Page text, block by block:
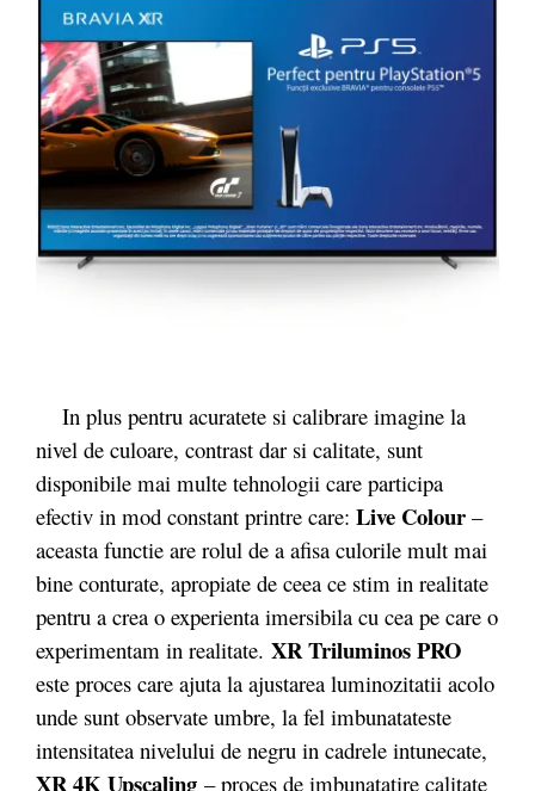
In plus pentru acuratete si calibrare imagine la
nivel de culoare, contrast dar si calitate, sunt
disponibile mai multe tehnologii care participa
efectiv in mod constant printre care: Live Colour –
aceasta functie are rolul de a afisa culorile mult mai
bine conturate, apropiate de ceea ce stim in realitate
pentru a crea o experienta imersibila cu cea pe care o
experimentam in realitate. XR Triluminos PRO
este proces care ajuta la ajustarea luminozitatii acolo
unde sunt observate umbre, la fel imbunatateste
intensitatea nivelului de negru in cadrele intunecate,
XR 4K Upscaling – proces de imbunatatire calitate